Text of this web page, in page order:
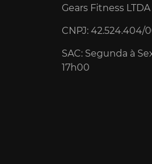
Gears Fitness LTDA
CNPJ: 42.524.404/
SAC: Segunda à
17h00